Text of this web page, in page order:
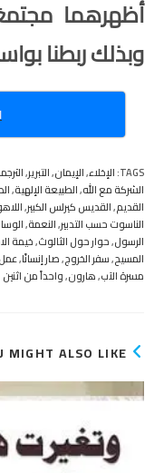
أظهرهما
وبذلك ربطنا
TAGS
: الإخلاء,الإيمان,التبرير,
الشركة مع الله,الطبيعة الإلهية,
القديم,القديس كيرلس الكبير,
الناسوت حسب التدبير,النعمة,
الرسول,حوار حول الثالوث,خيمة
المسيح,سفر الخروج,صار إنسانًا,
مسرة الآب,هارون,واحداً من اثنين
MIGHT ALSO LIKE